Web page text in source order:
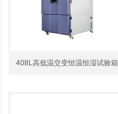
408L高低温交变恒温恒湿试验箱